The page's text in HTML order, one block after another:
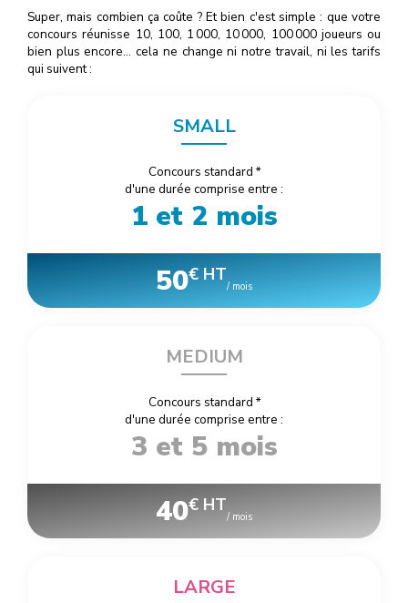
Super, mais combien ça coûte ? Et bien c'est simple : que votre
concours réunisse 10, 100, 1000, 10000, 100000joueurs ou
bien plus encore… cela ne change ni notre travail, ni les tarifs
qui suivent :
SMALL
Concours standard *
d'une durée comprise entre :
1 et 2 mois
50€ HT
/ mois
MEDIUM
Concours standard *
d'une durée comprise entre :
3 et 5 mois
40€ HT
/ mois
LARGE